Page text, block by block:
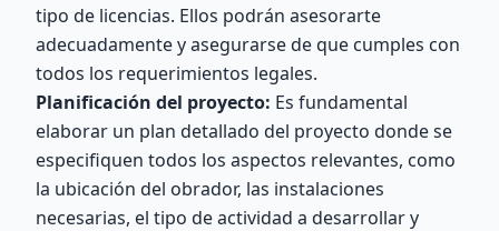
tipo de licencias. Ellos podrán asesorarte
adecuadamente y asegurarse de que cumples con
todos los requerimientos legales.
Planificación del proyecto: Es fundamental
elaborar un plan detallado del proyecto donde se
especifiquen todos los aspectos relevantes, como
la ubicación del obrador, las instalaciones
necesarias, el tipo de actividad a desarrollar y